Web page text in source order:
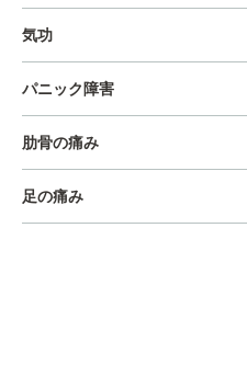
気功
パニック障害
肋骨の痛み
足の痛み